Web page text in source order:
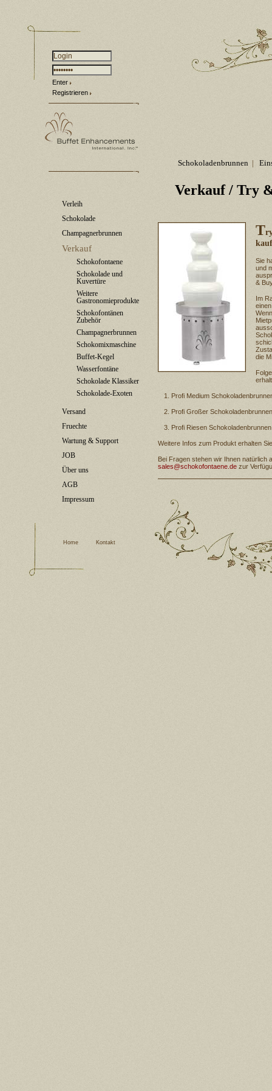
Enter
Registrieren
Verleih
Schokolade
Champagnerbrunnen
Verkauf
Schokofontaene
Schokolade und
Kuvertüre
Weitere
Gastronomieprodukte
Schokofontänen
Zubehör
Champagnerbrunnen
Schokomixmaschine
Buffet-Kegel
Wasserfontäne
Schokolade Klassiker
Schokolade-Exoten
Versand
Fruechte
Wartung & Support
JOB
Über uns
AGB
Impressum
Schokoladenbrunnen |
Verkauf/ Try &
T
Sie
und
&
Im
die
Profi Medium
Profi Großer
Profi Riesen
Weitere Infos zum Produkt erhalten
Bei Fragen stehen wir Ihnen natürlich
sales@schokofontaene.de zur
Home Kontakt